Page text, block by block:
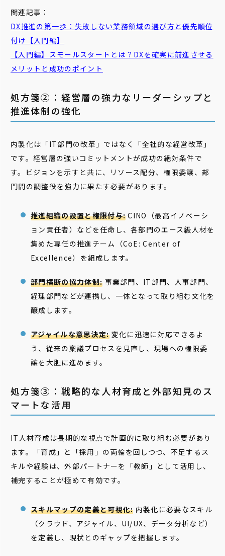
関連記事：
DX推進の第一歩：失敗しない業務領域の選び方と優先順位
付け【入門編】
【入門編】 スモールスタート とは？DXを確実に前進させる
メリットと成功のポイント
処方箋②：経営層の強力なリーダーシップと
推進体制の強化
内製化は「IT部門の改革」ではなく「全社的な経営改革」
です。経営層の強いコミットメントが成功の絶対条件で
す。ビジョンを示すと共に、リソース配分、権限委譲、部
門間の調整役を強力に果たす必要があります。
推進組織の設置と権限付与: CINO（最高イノベーシ
ョン責任者）などを任命し、各部門のエース級人材を
集めた専任の推進チーム（CoE: Center of
Excellence）を組成します。
部門横断の協力体制: 事業部門、IT部門、人事部門、
経理部門などが連携し、一体となって取り組む文化を
醸成します。
アジャイルな意思決定:変化に迅速に対応できるよ
う、従来の稟議プロセスを見直し、現場への権限委
譲を大胆に進めます。
処方箋③：戦略的な人材育成と外部知見のス
マートな活用
IT人材育成は長期的な視点で計画的に取り組む必要があり
ます。「育成」と「採用」の両輪を回しつつ、不足するス
キルや経験は、外部パートナーを「教師」として活用し、
補完することが極めて有効です。
スキルマップの定義と可視化: 内製化に必要なスキル
（クラウド、アジャイル、UI/UX、データ分析など）
を定義し、現状とのギャップを把握します。